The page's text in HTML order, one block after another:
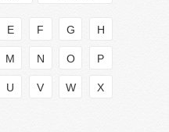
E F G H
M N O P
U V W X